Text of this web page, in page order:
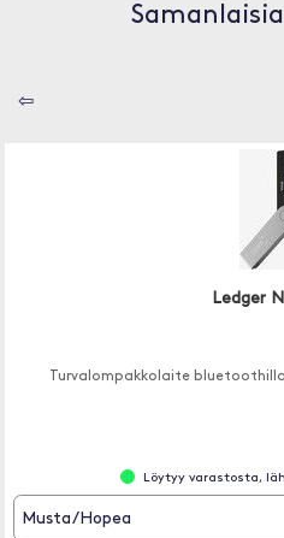
⇦
Ledger
Turvalompakkolaite
Löytyy varastosta,
Musta/Hopea